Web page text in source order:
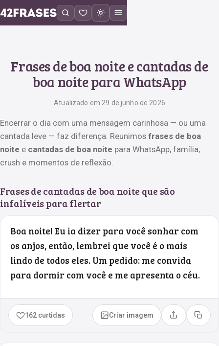
Frases de boa noite e cantadas de
boa noite para WhatsApp
Atualizado em 29 de junho de 2026
Encerrar o dia com uma mensagem carinhosa — ou uma
cantada leve — faz diferença. Reunimos frases de boa
noite e cantadas de boa noite para WhatsApp, família,
crush e momentos de reflexão.
Frases de cantadas de boa noite que são
infalíveis para flertar
Boa noite! Eu ia dizer para você sonhar com
os anjos, então, lembrei que você é o mais
lindo de todos eles. Um pedido: me convida
para dormir com você e me apresenta o céu.
162 curtidas Criar imagem Compartilhar
Copiar